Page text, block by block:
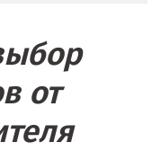
от